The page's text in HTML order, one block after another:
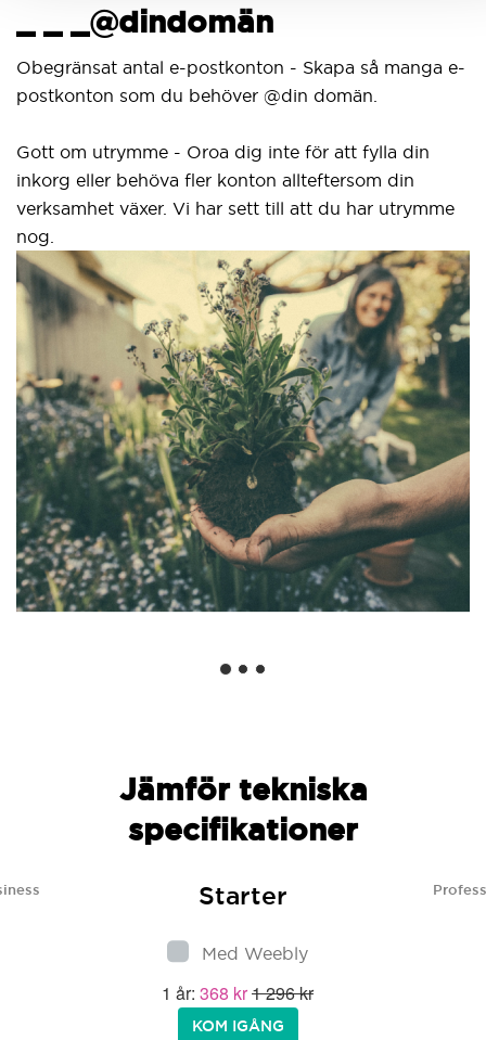
_ _ _@dindomän
Obegränsat antal e-postkonton - Skapa så manga e-
postkonton som du behöver @din domän.
Gott om utrymme - Oroa dig inte för att fylla din
inkorg eller behöva fler konton allteftersom din
verksamhet växer. Vi har sett till att du har utrymme
nog.
Jämför tekniska
specifikationer
Starter
Med Weebly
1 år: 368 kr1 296 kr
KOM IGÅNG